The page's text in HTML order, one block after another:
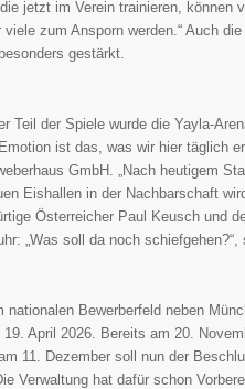
jetzt im Verein trainieren, können
zum Ansporn werden.“ Auch
gestärkt.
Teil der Spiele wurde die Yayla-
ist das, was wir hier täglich
GmbH. „Nach heutigem
Eishallen in der Nachbarschaft
Österreicher Paul Keusch und
„Was soll da noch schiefgehen?“,
Bewerberfeld neben
April 2026. Bereits am 20.
11. Dezember soll nun der
Verwaltung hat dafür schon